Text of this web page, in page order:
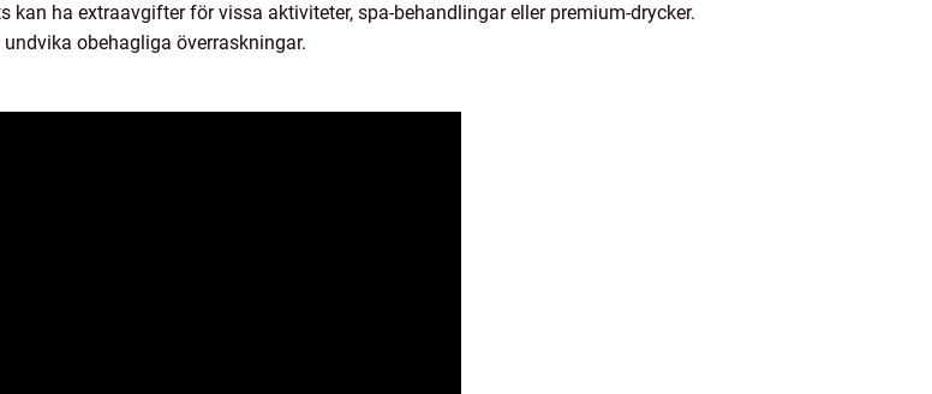
kan ha extraavgifter för vissa aktiviteter, spa-behandlingar eller premium-drycker.
obehagliga överraskningar.